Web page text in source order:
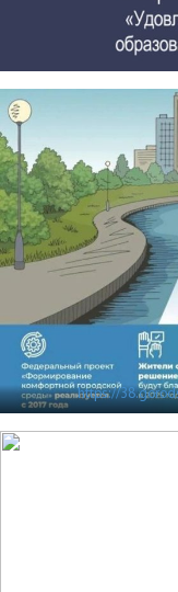
https://